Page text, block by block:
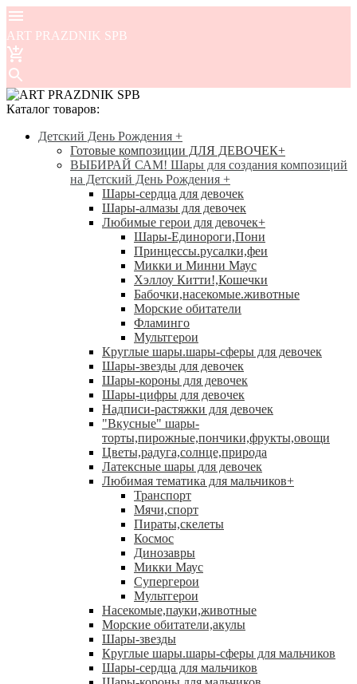
ART PRAZDNIK SPB
Каталог товаров:
Детский День Рождения +
Готовые композиции ДЛЯ ДЕВОЧЕК+
ВЫБИРАЙ САМ! Шары для создания композиций
на Детский День Рождения +
Шары-сердца для девочек
Шары-алмазы для девочек
Любимые герои для девочек+
Шары-Единороги,Пони
Принцессы.русалки,феи
Микки и Минни Маус
Хэллоу Китти!,Кошечки
Бабочки,насекомые.животные
Морские обитатели
Фламинго
Мультгерои
Круглые шары.шары-сферы для девочек
Шары-звезды для девочек
Шары-короны для девочек
Шары-цифры для девочек
Надписи-растяжки для девочек
"Вкусные" шары-
торты,пирожные,пончики,фрукты,овощи
Цветы,радуга,солнце,природа
Латексные шары для девочек
Любимая тематика для мальчиков+
Транспорт
Мячи,спорт
Пираты,скелеты
Космос
Динозавры
Микки Маус
Супергерои
Мультгерои
Насекомые,пауки,животные
Морские обитатели,акулы
Шары-звезды
Круглые шары.шары-сферы для мальчиков
Шары-сердца для мальчиков